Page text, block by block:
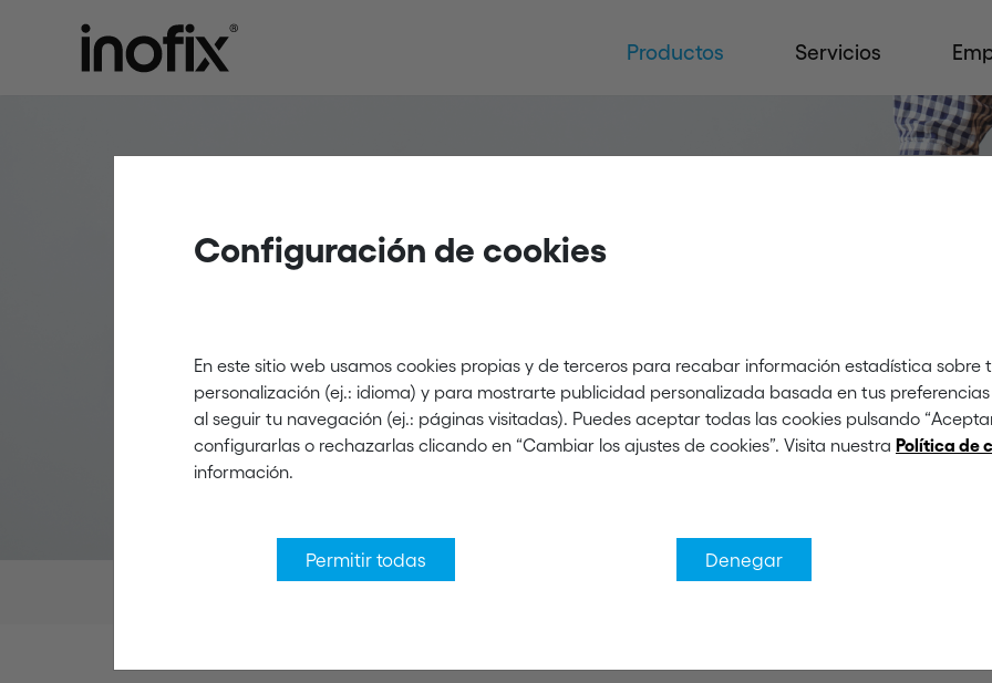
Configuración de cookies
En este sitio web usamos cookies propias y de terceros para recabar información estadística
personalización (ej.: idioma) y para mostrarte publicidad personalizada basada en tus
al seguir tu navegación (ej.: páginas visitadas). Puedes aceptar todas las cookies pulsando
configurarlas o rechazarlas clicando en “Cambiar los ajustes de cookies”. Visita nuestra Política de
información.
Permitir todas Denegar
Productos Servicios
Elementos de
fijación para cable
eléctrico
Innovación y creatividad